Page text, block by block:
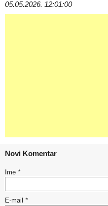
05.05.2026. 12:01:00
Novi Komentar
Ime *
E-mail *